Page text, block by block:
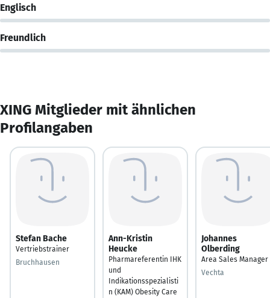
Englisch
Freundlich
XING Mitglieder mit ähnlichen
Profilangaben
Stefan Bache
Vertriebstrainer
Bruchhausen
Ann-Kristin
Heucke
Pharmareferentin IHK
und
Indikationsspezialisti
n (KAM) Obesity Care
Johannes
Olberding
Area Sales Manager
Vechta